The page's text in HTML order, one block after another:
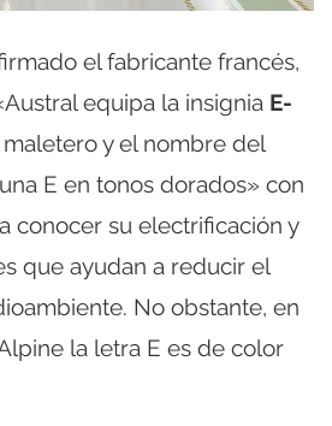
el fabricante francés,
equipa la insignia E-
y el nombre del
E en tonos dorados» con
conocer su electrificación y
que ayudan a reducir el
No obstante, en
la letra E es de color